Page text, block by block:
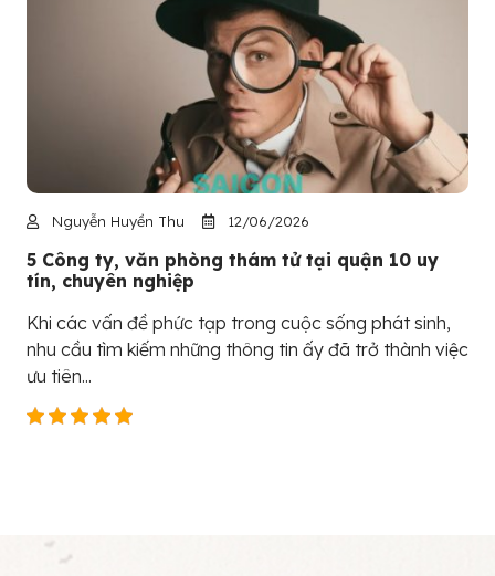
Nguyễn Huyền Thu 12/06/2026
5 Công ty, văn phòng thám tử tại quận 10 uy
tín, chuyên nghiệp
Khi các vấn đề phức tạp trong cuộc sống phát sinh,
nhu cầu tìm kiếm những thông tin ấy đã trở thành việc
ưu tiên...